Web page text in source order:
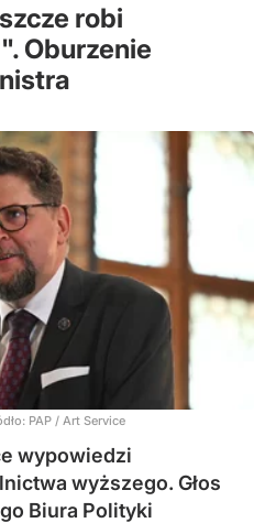
robi
Oburzenie
PAP / Art Service
wypowiedzi
wyższego. Głos
Biura Polityki